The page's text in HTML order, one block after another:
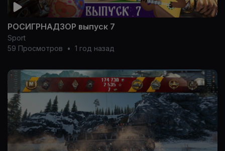
РОСИГРНАДЗОР выпуск 7
Sport
59 Просмотров
• 1 год назад